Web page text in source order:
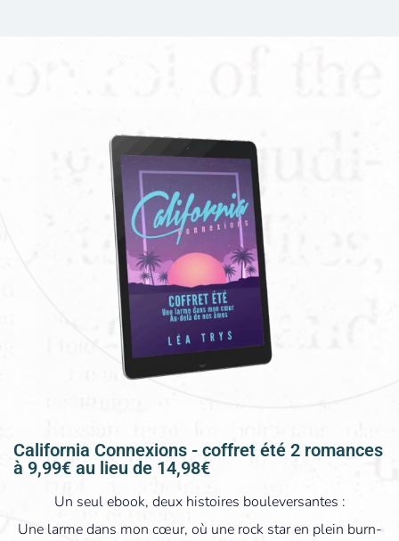
California Connexions - coffret été 2 romances
à 9,99€ au lieu de 14,98€
Un seul ebook, deux histoires bouleversantes :
Une larme dans mon cœur, où une rock star en plein burn-